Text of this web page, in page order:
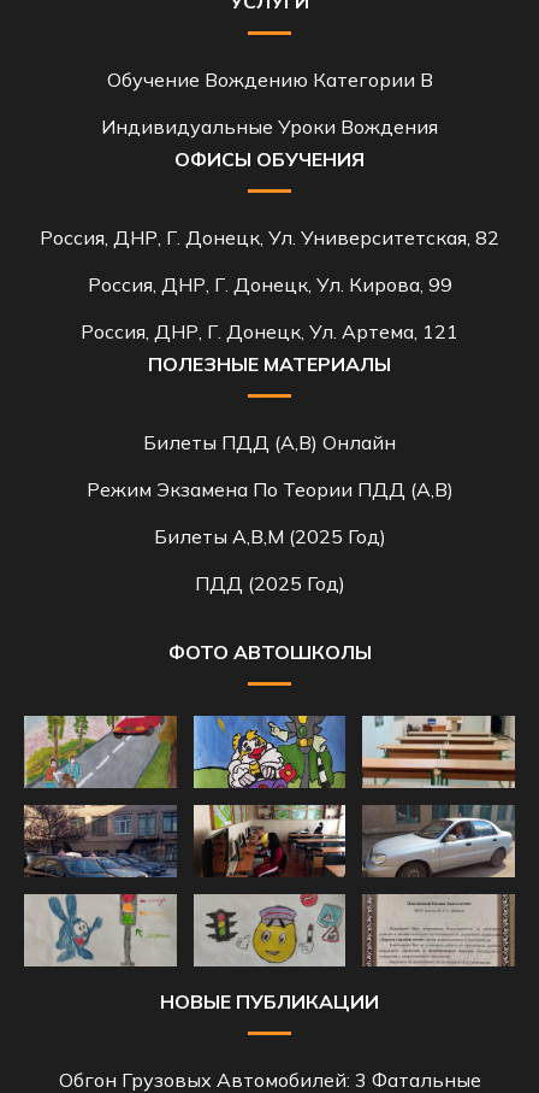
Обучение Вождению Категории B
Индивидуальные Уроки Вождения
ОФИСЫ ОБУЧЕНИЯ
Россия, ДНР, Г. Донецк, Ул. Университетская, 82
Россия, ДНР, Г. Донецк, Ул. Кирова, 99
Россия, ДНР, Г. Донецк, Ул. Артема, 121
ПОЛЕЗНЫЕ МАТЕРИАЛЫ
Билеты ПДД (A,B) Онлайн
Режим Экзамена По Теории ПДД (A,B)
Билеты A,B,M (2025 Год)
ПДД (2025 Год)
ФОТО АВТОШКОЛЫ
НОВЫЕ ПУБЛИКАЦИИ
Обгон Грузовых Автомобилей: 3 Фатальные